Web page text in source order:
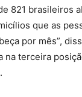
821 brasileiros
que as
por mês”,
na terceira